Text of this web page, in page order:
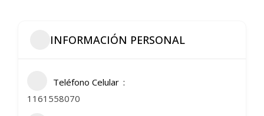
INFORMACIÓN PERSONAL
Teléfono Celular
1161558070